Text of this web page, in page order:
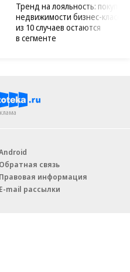
Тренд на лояльность:
недвижимости бизнес-класса
из 10 случаев остаются
в сегменте
Обратная связь
Правовая информация
E-mail рассылки